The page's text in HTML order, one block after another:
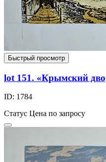
Быстрый просмотр
lot 151. «Крымский
ID: 1784
Статус Цена по запросу